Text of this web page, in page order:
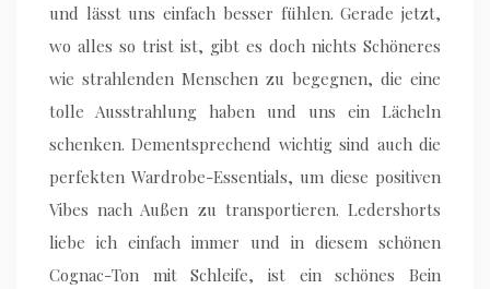
und lässt uns einfach besser fühlen. Gerade jetzt,
wo alles so trist ist, gibt es doch nichts Schöneres
wie strahlenden Menschen zu begegnen, die eine
tolle Ausstrahlung haben und uns ein Lächeln
schenken. Dementsprechend wichtig sind auch die
perfekten Wardrobe-Essentials, um diese positiven
Vibes nach Außen zu transportieren. Ledershorts
liebe ich einfach immer und in diesem schönen
Cognac-Ton mit Schleife, ist ein schönes Bein